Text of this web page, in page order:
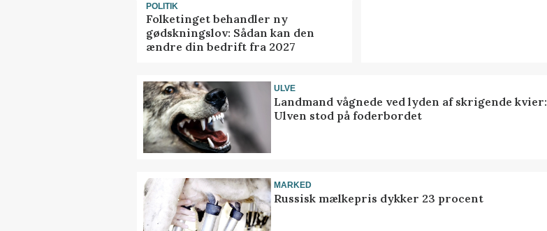
POLITIK
Folketinget behandler ny
gødskningslov: Sådan kan den
ændre din bedrift fra 2027
ULVE
Landmand vågnede ved lyden af skrigende kvier:
Ulven stod på foderbordet
MARKED
Russisk mælkepris dykker 23 procent